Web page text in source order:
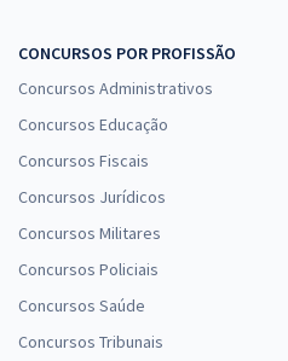
CONCURSOS POR PROFISSÃO
Concursos Administrativos
Concursos Educação
Concursos Fiscais
Concursos Jurídicos
Concursos Militares
Concursos Policiais
Concursos Saúde
Concursos Tribunais